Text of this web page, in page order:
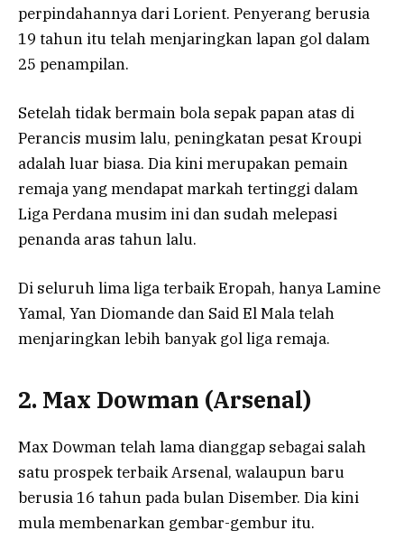
perpindahannya dari Lorient. Penyerang berusia
19 tahun itu telah menjaringkan lapan gol dalam
25 penampilan.
Setelah tidak bermain bola sepak papan atas di
Perancis musim lalu, peningkatan pesat Kroupi
adalah luar biasa. Dia kini merupakan pemain
remaja yang mendapat markah tertinggi dalam
Liga Perdana musim ini dan sudah melepasi
penanda aras tahun lalu.
Di seluruh lima liga terbaik Eropah, hanya Lamine
Yamal, Yan Diomande dan Said El Mala telah
menjaringkan lebih banyak gol liga remaja.
2. Max Dowman (Arsenal)
Max Dowman telah lama dianggap sebagai salah
satu prospek terbaik Arsenal, walaupun baru
berusia 16 tahun pada bulan Disember. Dia kini
mula membenarkan gembar-gembur itu.